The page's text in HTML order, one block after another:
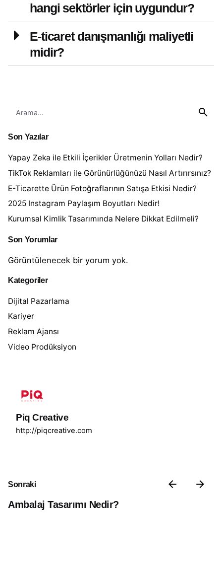
hangi sektörler için uygundur?
E-ticaret danışmanlığı maliyetli
midir?
Son Yazılar
Yapay Zeka ile Etkili İçerikler Üretmenin Yolları Nedir?
TikTok Reklamları ile Görünürlüğünüzü Nasıl Artırırsınız?
E-Ticarette Ürün Fotoğraflarının Satışa Etkisi Nedir?
2025 Instagram Paylaşım Boyutları Nedir!
Kurumsal Kimlik Tasarımında Nelere Dikkat Edilmeli?
Son Yorumlar
Görüntülenecek bir yorum yok.
Kategoriler
Dijital Pazarlama
Kariyer
Reklam Ajansı
Video Prodüksiyon
Piq Creative
http://piqcreative.com
Sonraki
Ambalaj Tasarımı Nedir?